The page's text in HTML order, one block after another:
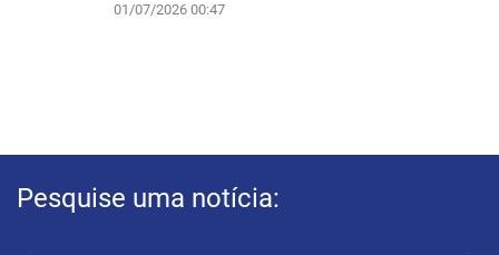
01/07/2026 00:47
Pesquise uma notícia: